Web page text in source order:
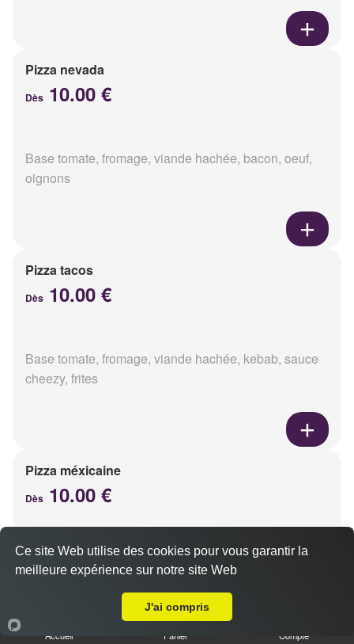
Pizza nevada
Dès 10.00 €
Base tomate, fromage, viande hachée, bacon, oeuf,
oignons
Pizza tacos
Dès 10.00 €
Base tomate, fromage, viande hachée, kebab, sauce
cheezy, frites
Pizza méxicaine
Dès 10.00 €
Base sauce barbecue, fromage, viande hachée,
chorizo, poivrons
Accueil Panier Compte
Ce site Web utilise des cookies pour vous garantir la
meilleure expérience sur notre site Web
J'ai compris